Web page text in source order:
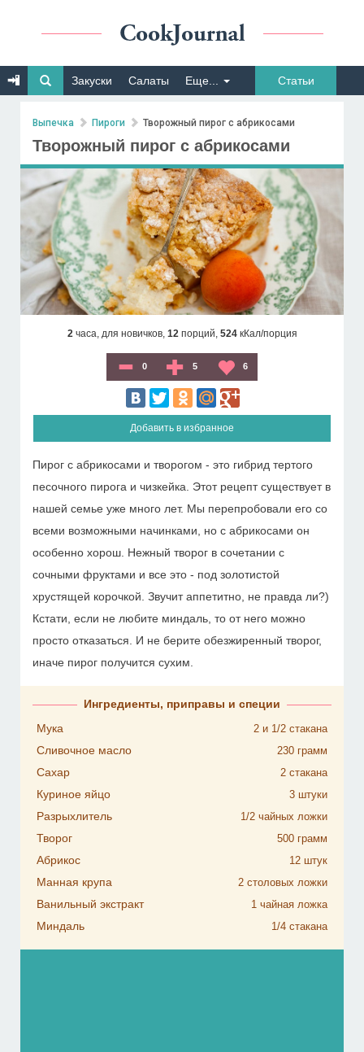
Закуски Салаты Еще... Статьи
Выпечка Пироги Творожный пирог с абрикосами
Творожный пирог с абрикосами
2часа, для новичков, 12порций, 524кКал/порция
0 5 6
Добавить в избранное
Пирог с абрикосами и творогом - это гибрид тертого
песочного пирога и чизкейка. Этот рецепт существует в
нашей семье уже много лет. Мы перепробовали его со
всеми возможными начинками, но с абрикосами он
особенно хорош. Нежный творог в сочетании с
сочными фруктами и все это - под золотистой
хрустящей корочкой. Звучит аппетитно, не правда ли?)
Кстати, если не любите миндаль, то от него можно
просто отказаться. И не берите обезжиренный творог,
иначе пирог получится сухим.
Ингредиенты, приправы и специи
Мука
2 и 1/2 стакана
Сливочное масло 230 грамм
Сахар 2 стакана
Куриное яйцо 3 штуки
Разрыхлитель 1/2 чайных ложки
Творог 500 грамм
Абрикос 12 штук
Манная крупа 2 столовых ложки
Ванильный экстракт 1 чайная ложка
Миндаль 1/4 стакана